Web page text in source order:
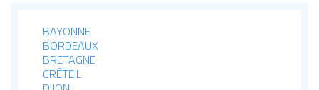
BAYONNE
BORDEAUX
BRETAGNE
CRÉTEIL